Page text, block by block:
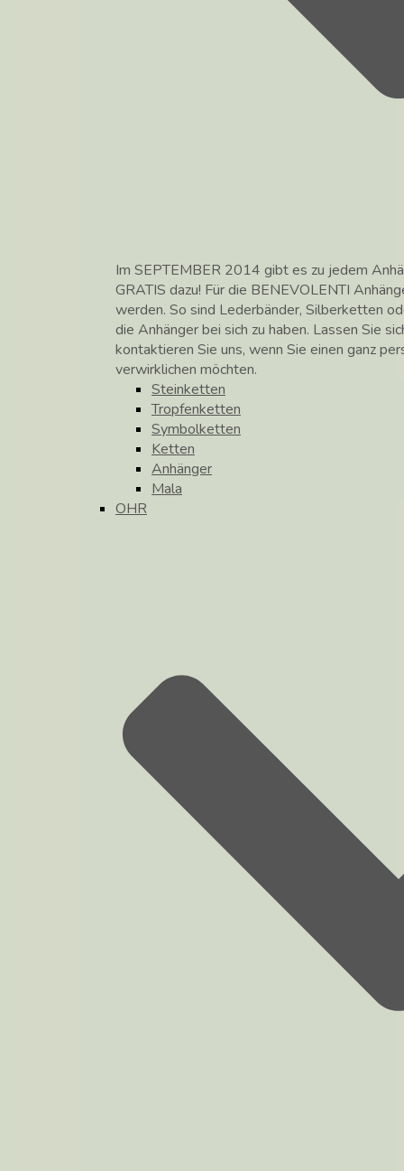
Im SEPTEMBER 2014 gibt es zu jedem
GRATIS dazu! Für die BENEVOLENTI
werden. So sind Lederbänder, Silberketten
die Anhänger bei sich zu haben. Lassen Sie
kontaktieren Sie uns, wenn Sie einen ganz
verwirklichen möchten.
Steinketten
Tropfenketten
Symbolketten
Ketten
Anhänger
Mala
OHR